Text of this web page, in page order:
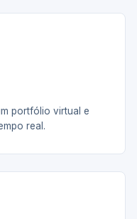
portfólio virtual e
real.